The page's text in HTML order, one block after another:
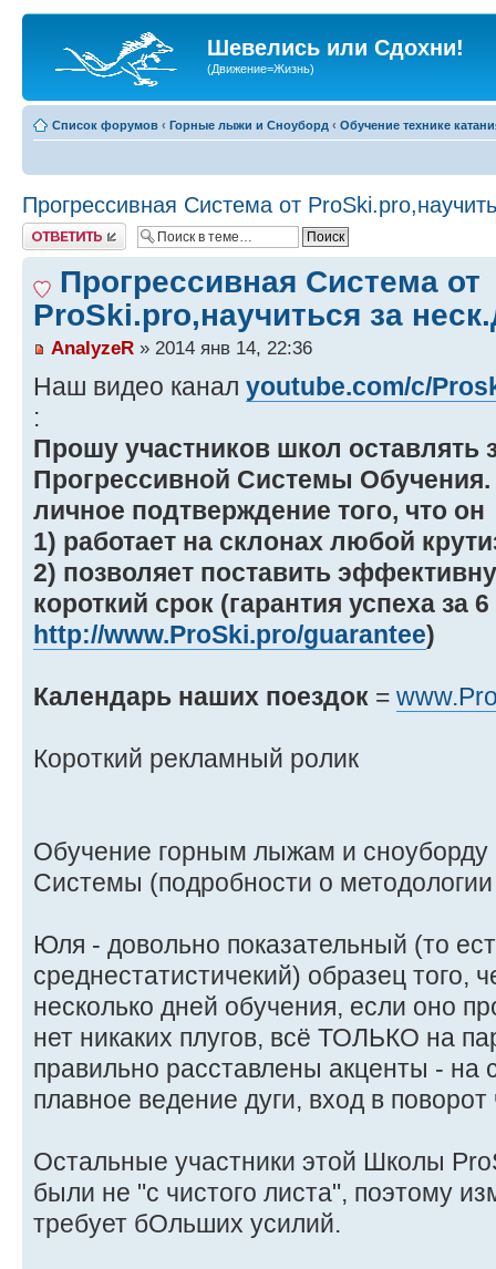
Шевелись или Сдохни!
(Движение=Жизнь)
Список форумов ‹ Горные лыжи и Сноуборд ‹ Обучение технике
Прогрессивная Система от
Ответить
Прогрессивная Система от
ProSki.pro,научиться за
AnalyzeR » 2014 янв 14, 22:36
Наш видео канал youtube.com/c/
:
Прошу участников школ оставлять
Прогрессивной Системы
личное подтверждение того, что он
1) работает на склонах любой
2) позволяет поставить
короткий срок (гарантия успеха за
http://www.ProSki.pro/guarantee)
Календарь наших поездок =
Короткий рекламный ролик
Обучение горным лыжам и сноуборду
Системы (подробности о
Юля - довольно показательный (то
среднестатистичекий) образец того,
несколько дней обучения, если оно
нет никаких плугов, всё ТОЛЬКО на
правильно расставлены акценты - на
плавное ведение дуги, вход в
Остальные участники этой Школы
были не "с чистого листа", поэтому
требует бОльших усилий.